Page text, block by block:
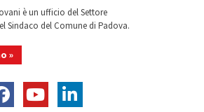
è un ufficio del Settore
Sindaco del Comune di Padova.
»